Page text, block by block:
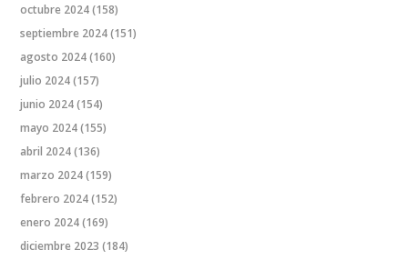
octubre 2024(158)
septiembre 2024(151)
agosto 2024(160)
julio 2024(157)
junio 2024(154)
mayo 2024(155)
abril 2024(136)
marzo 2024(159)
febrero 2024(152)
enero 2024(169)
diciembre 2023 (184)